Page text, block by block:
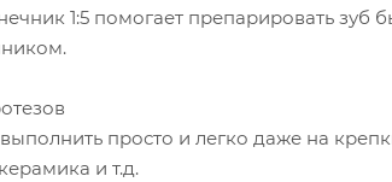
1:5 помогает препарировать зуб
просто и легко даже на
и т.д.